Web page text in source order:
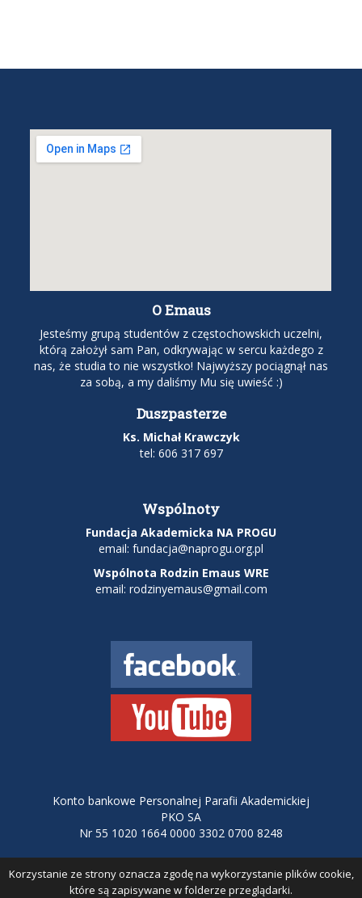
O Emaus
Jesteśmy grupą studentów z częstochowskich uczelni,
którą założył sam Pan, odkrywając w sercu każdego z
nas, że studia to nie wszystko! Najwyższy pociągnął nas
za sobą, a my daliśmy Mu się uwieść :)
Duszpasterze
Ks. Michał Krawczyk
tel: 606 317 697
Wspólnoty
Fundacja Akademicka NA PROGU
email: fundacja@naprogu.org.pl
Wspólnota Rodzin Emaus WRE
email: rodzinyemaus@gmail.com
Konto bankowe Personalnej Parafii Akademickiej
PKO SA
Nr 55 1020 1664 0000 3302 0700 8248
Polityka Cookies| Projekt i wykonanie: KeyCode
Korzystanie ze strony oznacza zgodę na wykorzystanie plików cookie,
które są zapisywane w folderze przeglądarki.